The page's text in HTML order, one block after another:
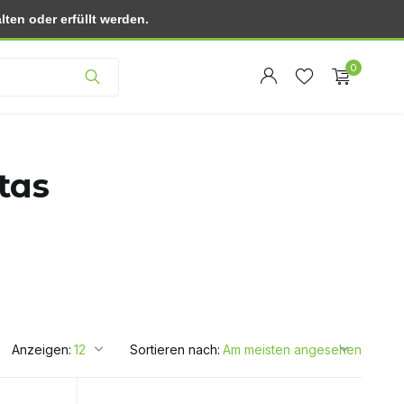
0
Anzeigen: Sortieren nach:
oder erfüllt werden.